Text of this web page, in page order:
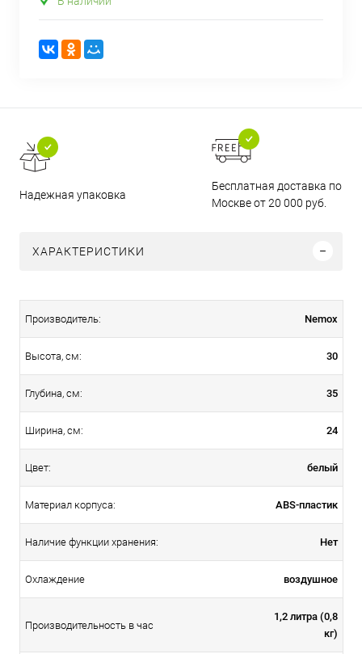
Надежная упаковка
Бесплатная доставка по
Москве от 20 000 руб.
ХАРАКТЕРИСТИКИ
Производитель: Nemox
Высота, см: 30
Глубина, см: 35
Ширина, см: 24
Цвет: белый
Материал корпуса: ABS-пластик
Наличие функции хранения: Нет
Охлаждение воздушное
Производительность в час
1,2 литра (0,8
кг)